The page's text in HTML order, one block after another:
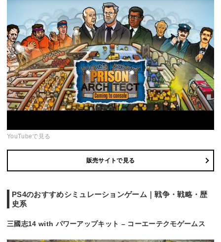
YouTubeで見る
販売サイトで見る
PS4のおすすめシミュレーションゲーム｜戦争・戦略・歴
史系
三國志14 with パワーアップキット – コーエーテクモゲームス